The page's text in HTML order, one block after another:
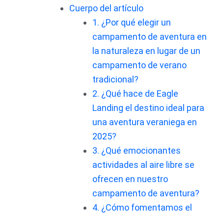
Cuerpo del artículo
1. ¿Por qué elegir un
campamento de aventura en
la naturaleza en lugar de un
campamento de verano
tradicional?
2. ¿Qué hace de Eagle
Landing el destino ideal para
una aventura veraniega en
2025?
3. ¿Qué emocionantes
actividades al aire libre se
ofrecen en nuestro
campamento de aventura?
4. ¿Cómo fomentamos el